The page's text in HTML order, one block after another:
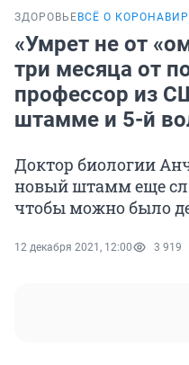
ЗДОРОВЬЕ ВСЁ О
«Умрет не от
три месяца от
профессор из
штамме и 5-й
Доктор биологии
новый штамм еще
чтобы можно было
12 декабря 2021, 12:00 3 919